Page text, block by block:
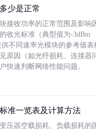
少是正常
接收功率的正常范围及影响
收光标准（典型值为-3dBm
供不同速率光模块的参考值
原因（如光纤损耗、连接器
快速判断网络性能问题。
准一览表及计算方法
压器空载损耗、负载损耗的